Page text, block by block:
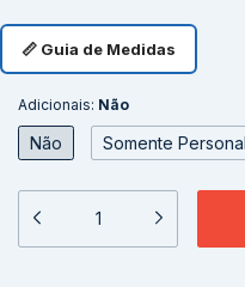
📏 Guia de Medidas
Adicionais: Não
Não Somente